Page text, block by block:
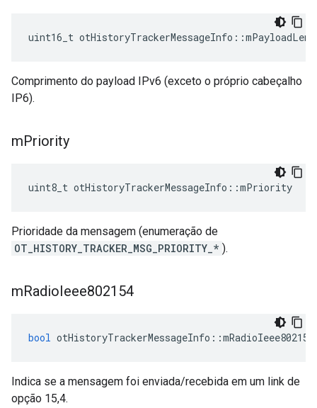
uint16_t otHistoryTrackerMessageInfo ::
Comprimento do payload IPv6 (exceto o próprio cabeçalho
IP6).
mPriority
uint8_t otHistoryTrackerMessageInfo ::mPriority
Prioridade da mensagem (enumeração de
OT_HISTORY_TRACKER_MSG_PRIORITY_* ).
mRadioIeee802154
bool otHistoryTrackerMessageInfo ::mRadioIeee802154
Indica se a mensagem foi enviada/recebida em um link de
opção 15,4.